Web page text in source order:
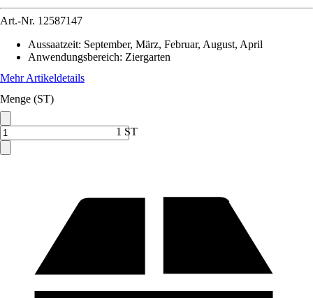
Art.-Nr. 12587147
Aussaatzeit: September, März, Februar, August, April
Anwendungsbereich: Ziergarten
Mehr Artikeldetails
Menge (ST)
1 ST